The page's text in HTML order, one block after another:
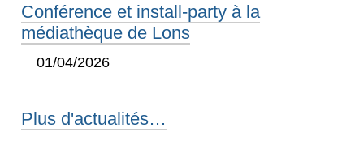
Conférence et install-party à la
médiathèque de Lons
01/04/2026
Plus d'actualités…